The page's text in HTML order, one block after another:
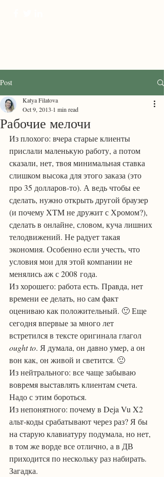
Post
Рабочие мелочи
Katya Filatova
Oct 9, 2013 1 min read
Из плохого: вчера старые клиенты
прислали маленькую работу, а потом
сказали, нет, твоя минимальная ставка
слишком высока для этого заказа (это
про 35 долларов-то). А ведь чтобы ее
сделать, нужно открыть другой браузер
(и почему XTM не дружит с Хромом?),
сделать в онлайне, словом, куча лишних
телодвижений. Не радует такая
экономия. Особенно если учесть, что
условия мои для этой компании не
менялись аж с 2008 года.
Из хорошего: работа есть. Правда, нет
времени ее делать, но сам факт
оцениваю как положительный. 🙂 Еще
сегодня впервые за много лет
встретился в тексте оригинала глагол
ought to. Я думала, он давно умер, а он
вон как, он живой и светится. 🙂
Из нейтрального: все чаще забываю
вовремя выставлять клиентам счета.
Надо с этим бороться.
Из непонятного: почему в Deja Vu X2
альт-коды срабатывают через раз? Я бы
на старую клавиатуру подумала, но нет,
в том же ворде все отлично, а в ДВ
приходится по нескольку раз набирать.
Загадка.